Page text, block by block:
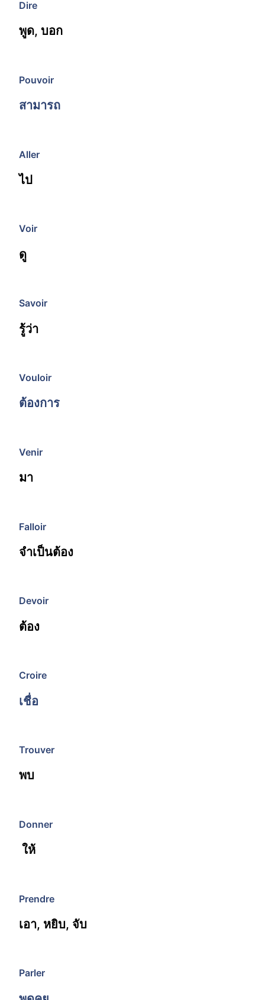
Dire
พูด, บอก
Pouvoir
สามารถ
Aller
ไป
Voir
ดู
Savoir
รู้ว่า
Vouloir
ต้องการ
Venir
มา
Falloir
จำเป็นต้อง
Devoir
ต้อง
Croire
เชื่อ
Trouver
พบ
Donner
ให้
Prendre
เอา, หยิบ, จับ
Parler